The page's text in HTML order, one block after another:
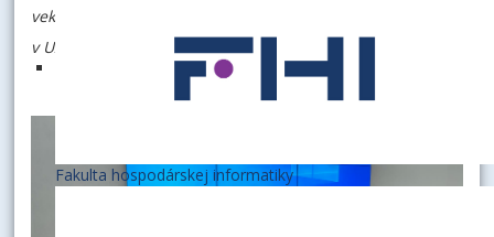
Fakulta hospodárskej informatiky
veku a medzinárodnej spolupráci v Kazachstane,
v Uzbekistane a celej strednej Ázii.